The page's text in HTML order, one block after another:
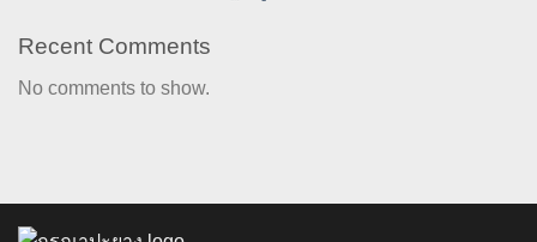
Recent Comments
No comments to show.